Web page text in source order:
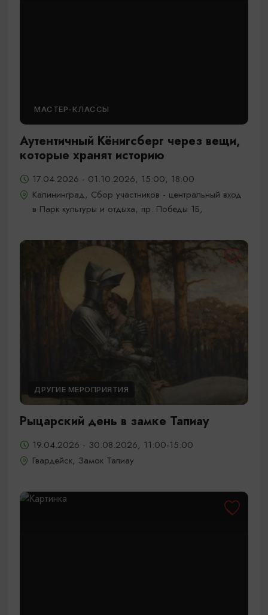
МАСТЕР-КЛАССЫ
Аутентичный Кёнигсберг через вещи,
которые хранят историю
17.04.2026 - 01.10.2026, 15:00, 18:00
Калининград, Сбор участников - центральный вход
в Парк культуры и отдыха, пр. Победы 1Б,
ДРУГИЕ МЕРОПРИЯТИЯ
Рыцарский день в замке Тапиау
19.04.2026 - 30.08.2026, 11:00-15:00
Гвардейск, Замок Тапиау